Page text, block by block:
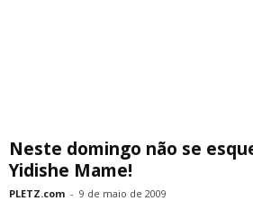
Neste domingo não se
Yidishe Mame!
PLETZ.com - 9 de maio de 2009